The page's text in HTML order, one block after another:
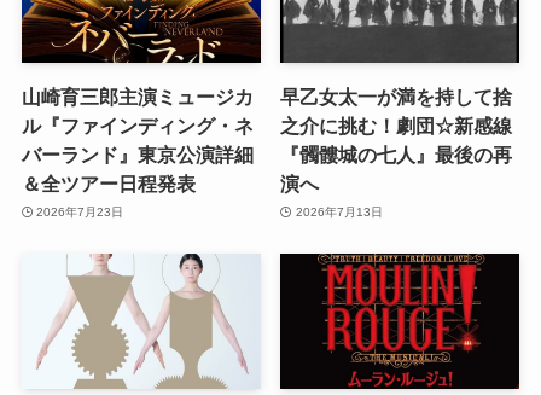
山崎育三郎主演ミュージカ
ル『ファインディング・ネ
バーランド』東京公演詳細
＆全ツアー日程発表
2026年7月23日
早乙女太一が満を持して捨
之介に挑む！劇団☆新感線
『髑髏城の七人』最後の再
演へ
2026年7月13日